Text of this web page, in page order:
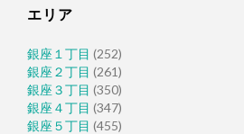
エリア
銀座１丁目 (252)
銀座２丁目 (261)
銀座３丁目 (350)
銀座４丁目 (347)
銀座５丁目 (455)